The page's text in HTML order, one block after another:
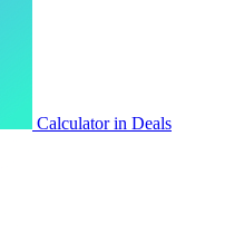
Calculator in Deals